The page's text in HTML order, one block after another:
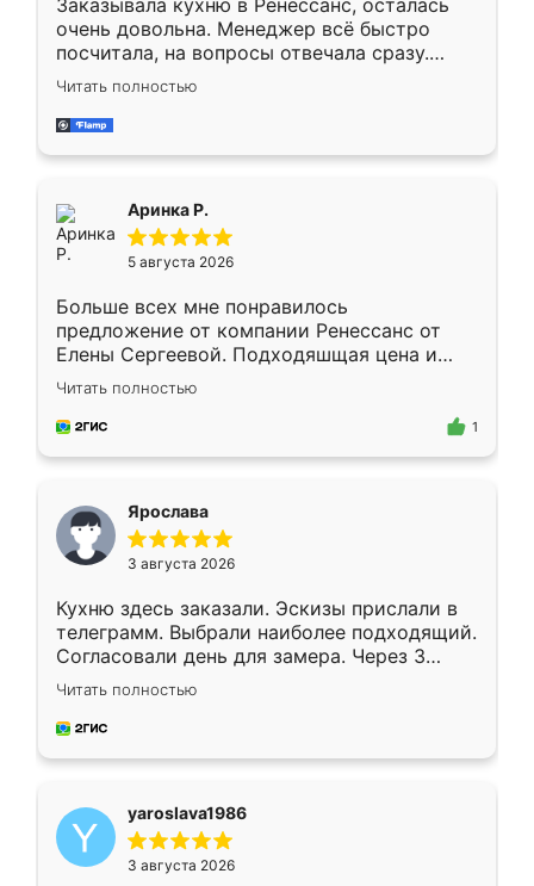
Заказывала кухню в Ренессанс, осталась
очень довольна. Менеджер всё быстро
посчитала, на вопросы отвечала сразу.
Замерщик приехал в субботу, подошёл к
делу со всей ответственностью. Собрали
за день, ребята работали аккуратно, даже
Читать полностью
Аринка Р.
5 августа 2026
Больше всех мне понравилось
предложение от компании Ренессанс от
Елены Сергеевой. Подходяшщая цена и
короткие сроки изготовления. Приехавший
для замера сотрудник Владислав
предложил по моему эскизу самый
Читать полностью
1
Ярослава
3 августа 2026
Кухню здесь заказали. Эскизы прислали в
телеграмм. Выбрали наиболее подходящий.
Согласовали день для замера. Через 3
недели кухня была уже готова. Остались
довольны работой. Спасибо Ренессанс
мебель за качественную работу!
Читать полностью
yaroslava1986
3 августа 2026